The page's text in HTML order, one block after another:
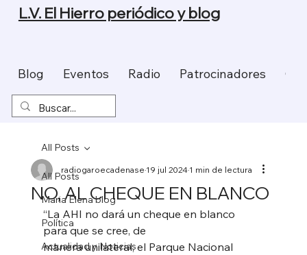
Blog Eventos Radio Patrocinadores
L.V. El Hierro periódico y blog
All Posts
Maria Elena blog
Política
Actualidad y Noticias
All Posts
NO, AL CHEQUE EN BLANCO
radiogaroecadenase19 jul 20241 min de lectura
“La AHI no dará un cheque en blanco
para que se cree, de
manera unilateral, el Parque Nacional